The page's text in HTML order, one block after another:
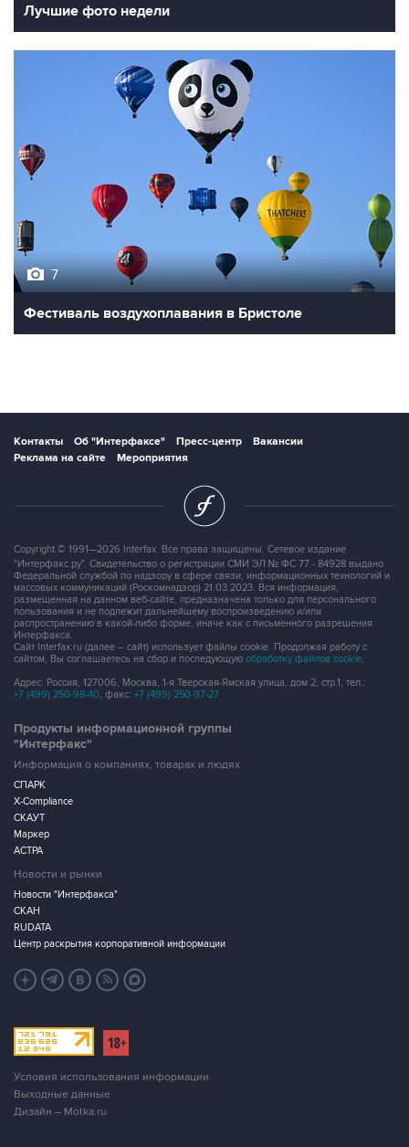
Лучшие фото недели
7
Фестиваль воздухоплавания в Бристоле
Контакты Об "Интерфаксе" Пресс-центр
Вакансии
Реклама на сайте
Мероприятия
Copyright © 1991—2026 Interfax. Все права защищены. Сетевое издание
"Интерфакс.ру". Свидетельство о регистрации СМИ ЭЛ № ФС 77 - 84928 выдано
Федеральной службой по надзору в сфере связи, информационных технологий и
массовых коммуникаций (Роскомнадзор) 21.03.2023. Вся информация,
размещенная на данном веб-сайте, предназначена только для персонального
пользования и не подлежит дальнейшему воспроизведению и/или
распространению в какой-либо форме, иначе как с письменного разрешения
Интерфакса.
Сайт Interfax.ru (далее – сайт) использует файлы cookie. Продолжая работу с
сайтом, Вы соглашаетесь на сбор и последующую обработку файлов cookie.
Адрес: Россия, 127006, Москва, 1-я Тверская-Ямская улица, дом 2, стр.1, тел.:
+7 (499) 250-98-40, факс: +7 (499) 250-97-27
Продукты информационной группы
"Интерфакс"
Информация о компаниях, товарах и людях
СПАРК
X-Compliance
СКАУТ
Маркер
АСТРА
Новости и рынки
Новости "Интерфакса"
СКАН
RUDATA
Центр раскрытия корпоративной информации
Условия использования информации
Выходные данные
Дизайн – Motka.ru